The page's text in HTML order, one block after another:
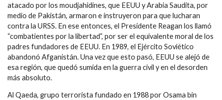
atacado por los moudjahidines, que EEUU y Arabia Saudita, por
medio de Pakistán, armaron e instruyeron para que lucharan
contra la URSS. En ese entonces, el Presidente Reagan los llamó
“combatientes por la libertad”, por ser el equivalente moral de los
padres fundadores de EEUU. En 1989, el Ejército Soviético
abandonó Afganistán. Una vez que esto pasó, EEUU se alejó de
esa región, que quedó sumida en la guerra civil y en el desorden
más absoluto.
Al Qaeda, grupo terrorista fundado en 1988 por Osama bin